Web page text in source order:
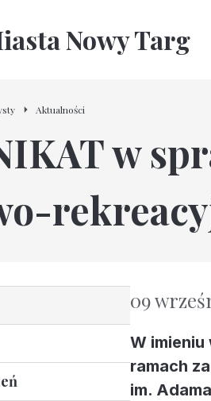
Nowy Targ
Aktualności
w
09
W imieniu
ramach
im.